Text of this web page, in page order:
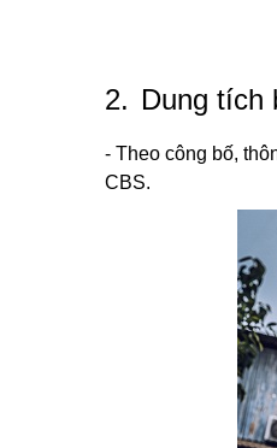
2. Dung tích
- Theo công bố,
CBS.